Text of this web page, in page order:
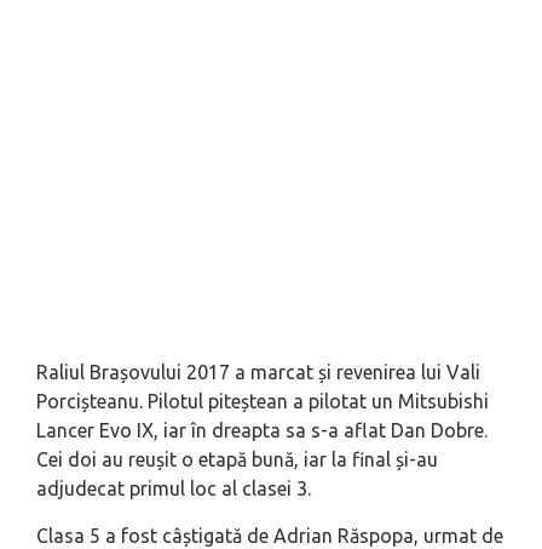
Raliul Brașovului 2017 a marcat și revenirea lui Vali
Porcișteanu. Pilotul piteștean a pilotat un Mitsubishi
Lancer Evo IX, iar în dreapta sa s-a aflat Dan Dobre.
Cei doi au reușit o etapă bună, iar la final și-au
adjudecat primul loc al clasei 3.
Clasa 5 a fost câștigată de Adrian Răspopa, urmat de